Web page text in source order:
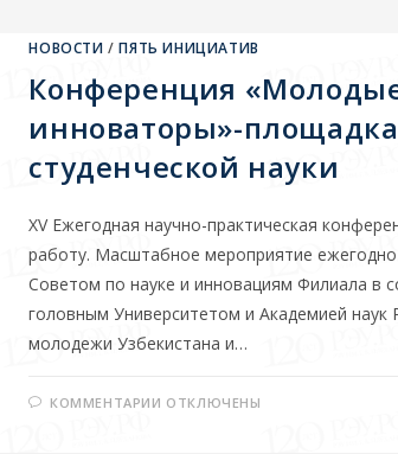
НОВОСТИ /ПЯТЬ ИНИЦИАТИВ
Конференция
инноваторы»-площадка
студенческой науки
XV Ежегодная научно-практическая
работу. Масштабное мероприятие ежегодно
Советом по науке и инновациям Филиала в
головным Университетом и Академией наук
молодежи Узбекистана и…
КОММЕНТАРИИ ОТКЛЮЧЕНЫ